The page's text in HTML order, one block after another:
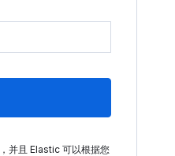
，并且 Elastic 可以根据您